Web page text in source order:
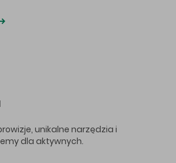
unikalne narzędzia i
dla aktywnych.